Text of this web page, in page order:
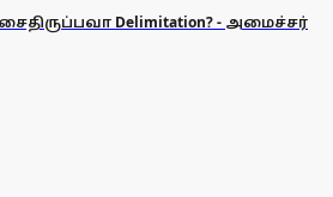
Delimitation? - அமைச்சர்